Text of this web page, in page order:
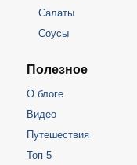
Салаты
Соусы
Полезное
О блоге
Видео
Путешествия
Топ-5